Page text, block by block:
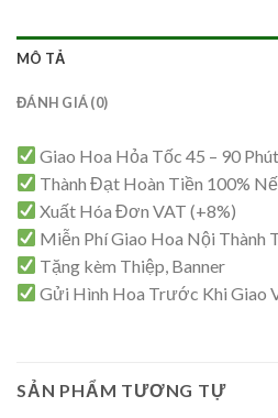
MÔ TẢ
ĐÁNH GIÁ (0)
Giao Hoa Hỏa Tốc 45 – 90 Phút
Thành Đạt Hoàn Tiền 100%
Xuất Hóa Đơn VAT (+8%)
Miễn Phí Giao Hoa Nội Thành
Tặng kèm Thiệp, Banner
Gửi Hình Hoa Trước Khi Giao
SẢN PHẨM TƯƠNG TỰ